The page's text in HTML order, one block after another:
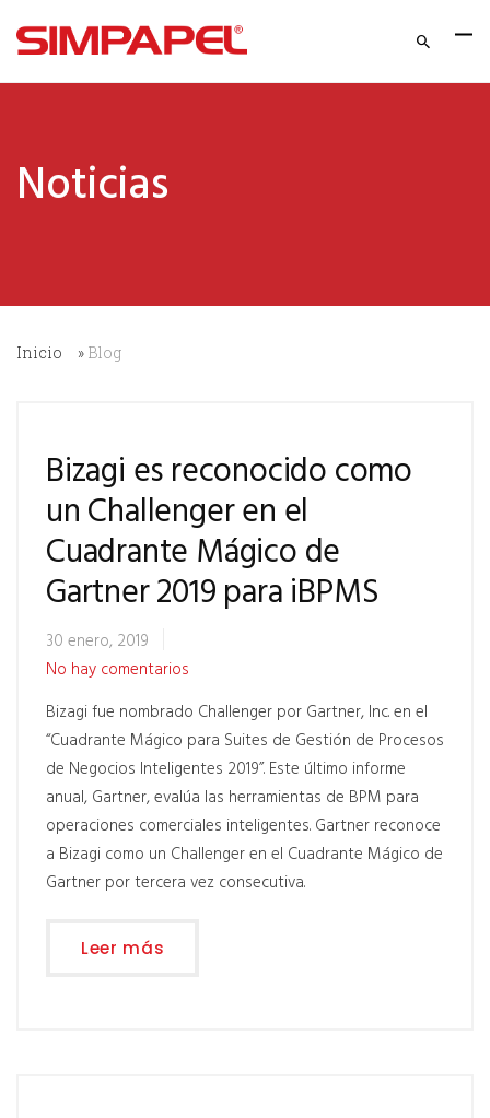
Noticias
Inicio » Blog
Bizagi es reconocido como
un Challenger en el
Cuadrante Mágico de
Gartner 2019 para iBPMS
30 enero, 2019
No hay comentarios
Bizagi fue nombrado Challenger por Gartner, Inc. en el
“Cuadrante Mágico para Suites de Gestión de Procesos
de Negocios Inteligentes 2019”. Este último informe
anual, Gartner, evalúa las herramientas de BPM para
operaciones comerciales inteligentes. Gartner reconoce
a Bizagi como un Challenger en el Cuadrante Mágico de
Gartner por tercera vez consecutiva.
Leer más